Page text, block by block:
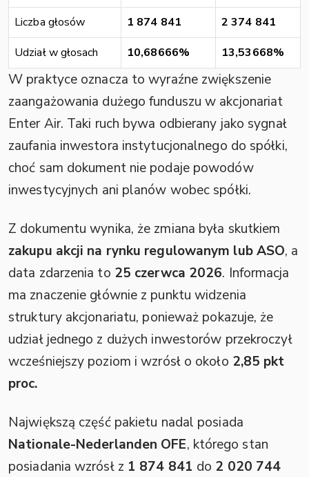
Liczba głosów
1 874 841
2 374 841
Udział w głosach
10,68666% 13,53668%
W praktyce oznacza to wyraźne zwiększenie
zaangażowania dużego funduszu w akcjonariat
Enter Air. Taki ruch bywa odbierany jako sygnał
zaufania inwestora instytucjonalnego do spółki,
choć sam dokument nie podaje powodów
inwestycyjnych ani planów wobec spółki.
Z dokumentu wynika, że zmiana była skutkiem
zakupu akcji na rynku regulowanym lub ASO, a
data zdarzenia to 25 czerwca 2026. Informacja
ma znaczenie głównie z punktu widzenia
struktury akcjonariatu, ponieważ pokazuje, że
udział jednego z dużych inwestorów przekroczył
wcześniejszy poziom i wzrósł o około 2,85 pkt
proc.
Największą część pakietu nadal posiada
Nationale-Nederlanden OFE, którego stan
posiadania wzrósł z 1 874 841 do 2 020 744